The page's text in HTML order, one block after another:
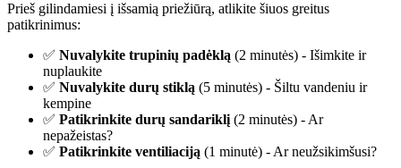
Prieš gilindamiesi į išsamią priežiūrą, atlikite šiuos greitus
patikrinimus:
✅ Nuvalykite trupinių padėklą (2 minutės) - Išimkite ir
nuplaukite
✅ Nuvalykite durų stiklą (5 minutės) - Šiltu vandeniu ir
kempine
✅ Patikrinkite durų sandariklį(2 minutės) - Ar
nepažeistas?
✅ Patikrinkite ventiliaciją (1 minutė) - Ar neužsikimšusi?